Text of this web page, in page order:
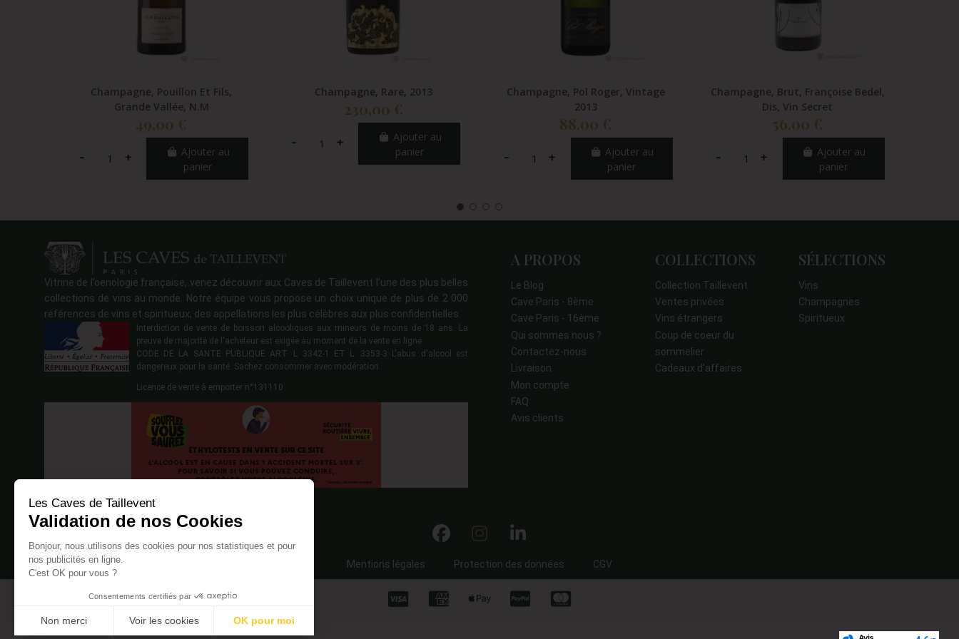
Champagne, Pouillon Et Fils,
Grande Vallée, N.M
49,00 €
Ajouter au
panier
Champagne, Rare, 2013
230,00 €
Ajouter au
panier
Champagne, Pol Roger, Vintage
2013
88,00 €
Ajouter au
panier
Champagne, Brut, Françoise Bedel,
Dis, Vin Secret
56,00 €
Ajouter au
panier
Vitrine de l’oenologie française, venez découvrir aux Caves de Taillevent l’une des plus belles
collections de vins au monde. Notre équipe vous propose un choix unique de plus de 2 000
références de vins et spiritueux, des appellations les plus célèbres aux plus confidentielles.
Interdiction de vente de boisson alcooliques aux mineurs de moins de 18 ans. La
preuve de majorité de l'acheteur est exigée au moment de la vente en ligne.
CODE DE LA SANTE PUBLIQUE ART. L 3342-1 ET L. 3353-3 L'abus d'alcool est
dangereux pour la santé. Sachez consommer avec modération.
Licence de vente à emporter n°131110.
A PROPOS
Le Blog
Cave Paris - 8ème
Cave Paris - 16ème
Qui sommes nous ?
Contactez-nous
Livraison
Mon compte
FAQ
Avis clients
COLLECTIONS
Collection Taillevent
Ventes privées
Vins étrangers
Coup de coeur du
sommelier
Cadeaux d'affaires
SÉLECTIONS
Vins
Champagnes
Spiritueux
Mentions légales Protection des données CGV
Les Caves de Taillevent
Validation de nos Cookies
Bonjour, nous utilisons des cookies pour nos statistiques et pour
nos publicités en ligne.
C'est OK pour vous ?
Consentements certifiés par
Non merci Voir les cookies
OK pour moi